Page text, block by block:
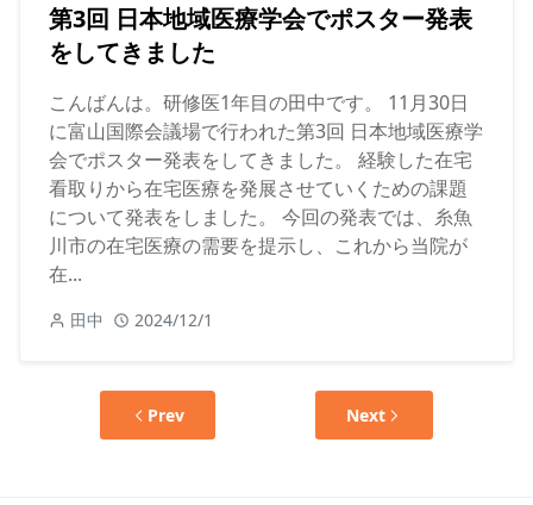
第3回 日本地域医療学会でポスター発表
をしてきました
こんばんは。研修医1年目の田中です。 11月30日
に富山国際会議場で行われた第3回 日本地域医療学
会でポスター発表をしてきました。 経験した在宅
看取りから在宅医療を発展させていくための課題
について発表をしました。 今回の発表では、糸魚
川市の在宅医療の需要を提示し、これから当院が
在...
田中 2024/12/1
Prev Next